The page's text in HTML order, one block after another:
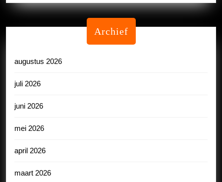
Archief
augustus 2026
juli 2026
juni 2026
mei 2026
april 2026
maart 2026